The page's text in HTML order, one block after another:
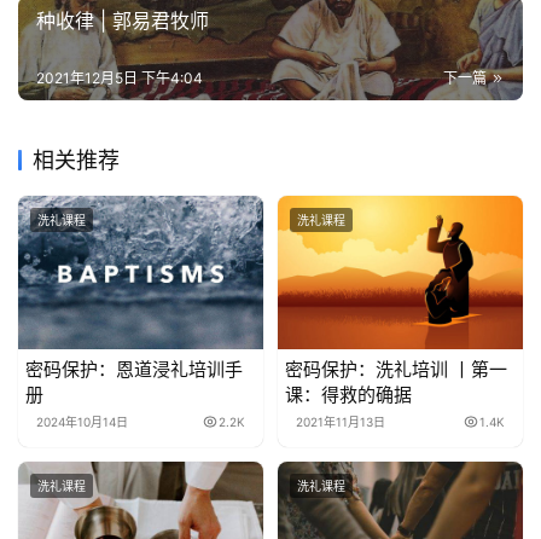
按
卷
查
热
点
回
应
关
于
我
种收律 | 郭易君牧师
下一篇
2021年12月5日 下午4:04
相关推荐
洗礼课程
密码保护：恩道浸礼培训手
册
2024年10月14日 2.2K
洗礼课程
密码保护：洗礼培训 丨第一
课：得救的确据
2021年11月13日 1.4K
洗礼课程 洗礼课程